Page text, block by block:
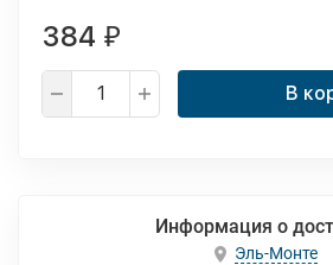
384 ₽
В
Информация о
Эль-Монте